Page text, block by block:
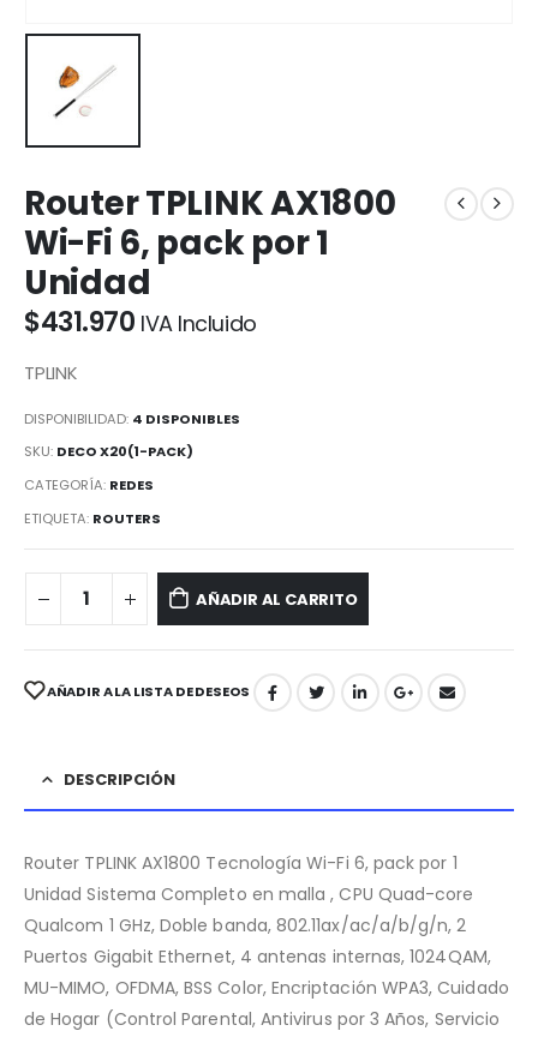
Router TPLINK AX1800
Wi-Fi 6, pack por 1
Unidad
$431.970 IVA Incluido
TPLINK
DISPONIBILIDAD: 4 DISPONIBLES
SKU: DECO X20(1-PACK)
CATEGORÍA: REDES
ETIQUETA: ROUTERS
AÑADIR AL CARRITO
AÑADIR A LA LISTA DE DESEOS
DESCRIPCIÓN
Router TPLINK AX1800 Tecnología Wi-Fi 6, pack por 1
Unidad Sistema Completo en malla , CPU Quad-core
Qualcom 1 GHz, Doble banda, 802.11ax/ac/a/b/g/n, 2
Puertos Gigabit Ethernet, 4 antenas internas, 1024QAM,
MU-MIMO, OFDMA, BSS Color, Encriptación WPA3, Cuidado
de Hogar (Control Parental, Antivirus por 3 Años, Servicio